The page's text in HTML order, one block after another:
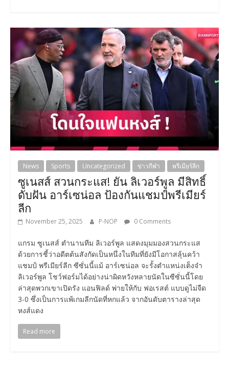
News Sports Uncategorized ข่าวกีฬา พรีเมียร์ลีก
ซูเนสส์ สวนกระแส! ยัน ลิเวอร์พูล มีสิทธิ์
ดับฝัน อาร์เซน่อล ป้องกันแชมป์พรีเมียร์
ลีก
November 25, 2025 P-NOP 0 Comments
แกรม ซูเนสส์ ตำนานทีม ลิเวอร์พูล แสดงมุมมองสวนกระแส
ด้วยการชี้ว่าอดีตต้นสังกัดเป็นหนึ่งในทีมที่ยังมีโอกาสลุ้นคว้า
แชมป์ พรีเมียร์ลีก ซีซั่นนี้แม้ อาร์เซน่อล จะรั้งตำแหน่งเต็งจ๋า
ลิเวอร์พูล โชว์ฟอร์มได้อย่างน่าผิดหวังหลายนัดในซีซั่นนี้โดย
ล่าสุดพวกเขาเปิดรัง แอนฟิลด์ พ่ายให้กับ ฟอเรสต์ แบบดูไม่จืด
3-0 ซึ่งเป็นการแพ้เกมลีกนัดที่หกแล้ว จากอันดับตารางล่าสุด
หงส์แดง
Read more